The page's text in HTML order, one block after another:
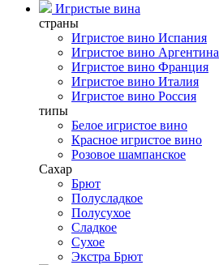
Игристые вина
страны
Игристое вино Испания
Игристое вино Аргентина
Игристое вино Франция
Игристое вино Италия
Игристое вино Россия
типы
Белое игристое вино
Красное игристое вино
Розовое шампанское
Сахар
Брют
Полусладкое
Полусухое
Сладкое
Сухое
Экстра Брют